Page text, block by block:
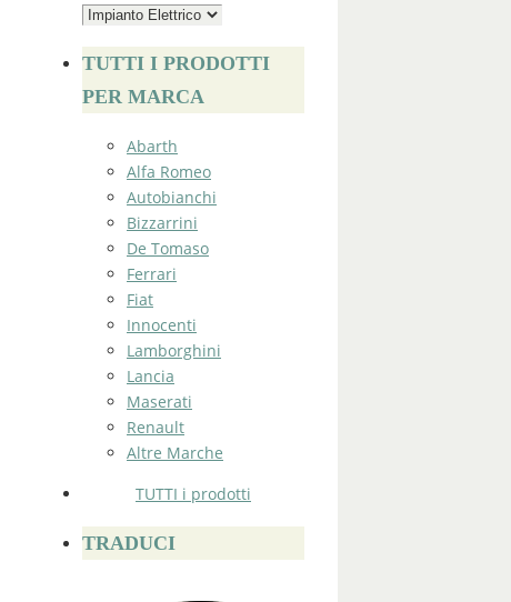
TUTTI I PRODOTTI
PER MARCA
Abarth
Alfa Romeo
Autobianchi
Bizzarrini
De Tomaso
Ferrari
Fiat
Innocenti
Lamborghini
Lancia
Maserati
Renault
Altre Marche
TUTTI i prodotti
TRADUCI